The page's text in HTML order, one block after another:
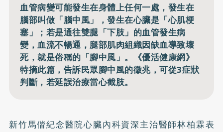
血管病變可能發生在身體上任何一處，發生在
腦部叫做「腦中風」，發生在心臟是「心肌梗
塞」；若是通往雙腿「下肢」的血管發生病
變，血流不暢通，腿部肌肉組織因缺血導致壞
死，就是俗稱的「腳中風」。《優活健康網》
特摘此篇，告訴民眾腳中風的徵兆，可從3症狀
判斷，若延誤治療當心截肢。
新竹馬偕紀念醫院心臟內科資深主治醫師林柏霖表